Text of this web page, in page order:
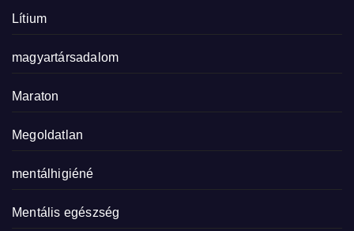
Lítium
magyartársadalom
Maraton
Megoldatlan
mentálhigiéné
Mentális egészség